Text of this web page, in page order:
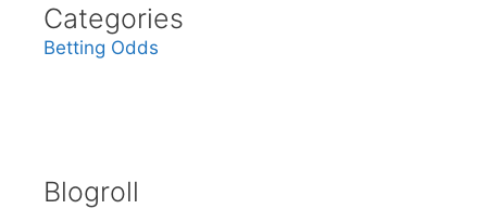
Categories
Betting Odds
Blogroll